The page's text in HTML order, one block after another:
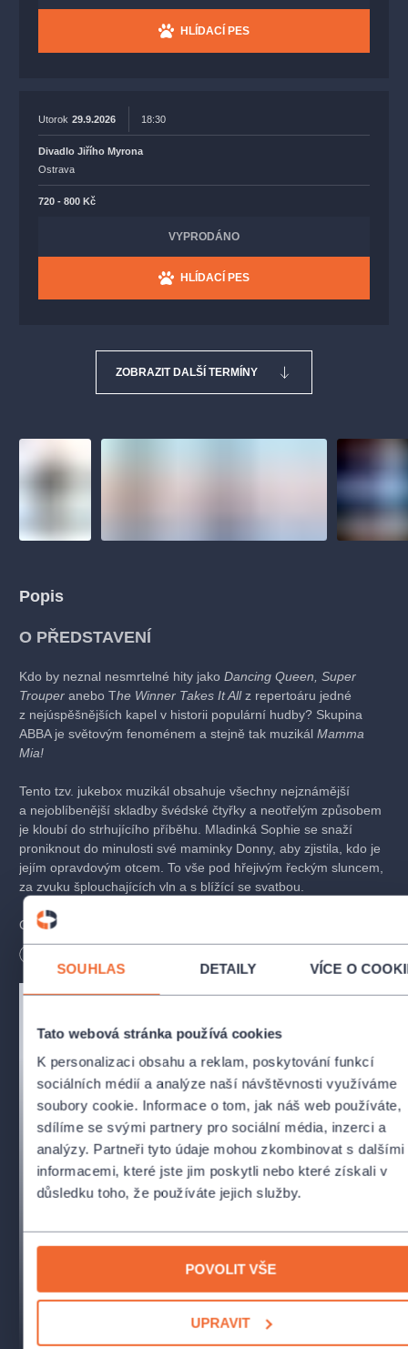
SOUHLAS DETAILY VÍCE O
Tato webová stránka používá cookies
K personalizaci obsahu a reklam, poskytování funkcí
sociálních médií a analýze naší návštěvnosti využíváme
soubory cookie. Informace o tom, jak náš web používáte,
sdílíme se svými partnery pro sociální média, inzerci a
analýzy. Partneři tyto údaje mohou zkombinovat s dalšími
informacemi, které jste jim poskytli nebo které získali v
důsledku toho, že používáte jejich služby.
POVOLIT VŠE
UPRAVIT
HLÍDACÍ PES
Utorok 29.9.2026 18:30
Divadlo Jiřího Myrona
Ostrava
720 - 800 Kč
VYPRODÁNO
HLÍDACÍ PES
ZOBRAZIT DALŠÍ TERMÍNY
Popis
O PŘEDSTAVENÍ
Kdo by neznal nesmrtelné hity jako Dancing Queen, Super
Trouper anebo The Winner Takes It Allz repertoáru jedné
z nejúspěšnějších kapel v historii populární hudby? Skupina
ABBA je světovým fenoménem a stejně tak muzikál Mamma
Mia!
Tento tzv. jukebox muzikál obsahuje všechny nejznámější
a nejoblíbenější skladby švédské čtyřky a neotřelým způsobem
je kloubí do strhujícího příběhu. Mladinká Sophie se snaží
proniknout do minulosti své maminky Donny, aby zjistila, kdo je
jejím opravdovým otcem. To vše pod hřejivým řeckým sluncem,
za zvuku šplouchajících vln a s blížící se svatbou.
Od svých premiér na londýnském West Endu (1999)
a newyorské Broadwayi (2001) vidělo muzikálMamma Mia!už
více než 54 miliónů diváků ve 40 zemích světa. Každý den se
po celém světě odehraje nejméně sedm představení, a to na
V červenci 2008 se dočkal také filmové adaptace, kde se
v hlavních rolích představili Meryl Streep, Amanda Seyfried
anebo Pierce Brosnan.
Mamma Mia!
– to jsou legendární hity skupiny ABBA,
originální příběh a moře!
Premiéry 3. a 5. dubna 2025 v Divadle Jiřího Myrona
Uvádíme v licenci Music Theatre International (Europe) Ltd:
Hudba a texty písní:Benny Andersson, Björn Ulvaeus
Český překlad:Adam Novák